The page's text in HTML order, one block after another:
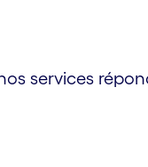
services